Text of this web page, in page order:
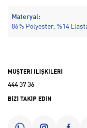
Materyal:
86% Polyester, %14
MÜŞTERİ İLİŞKİLERİ
444 37 36
BİZİ TAKİP EDİN